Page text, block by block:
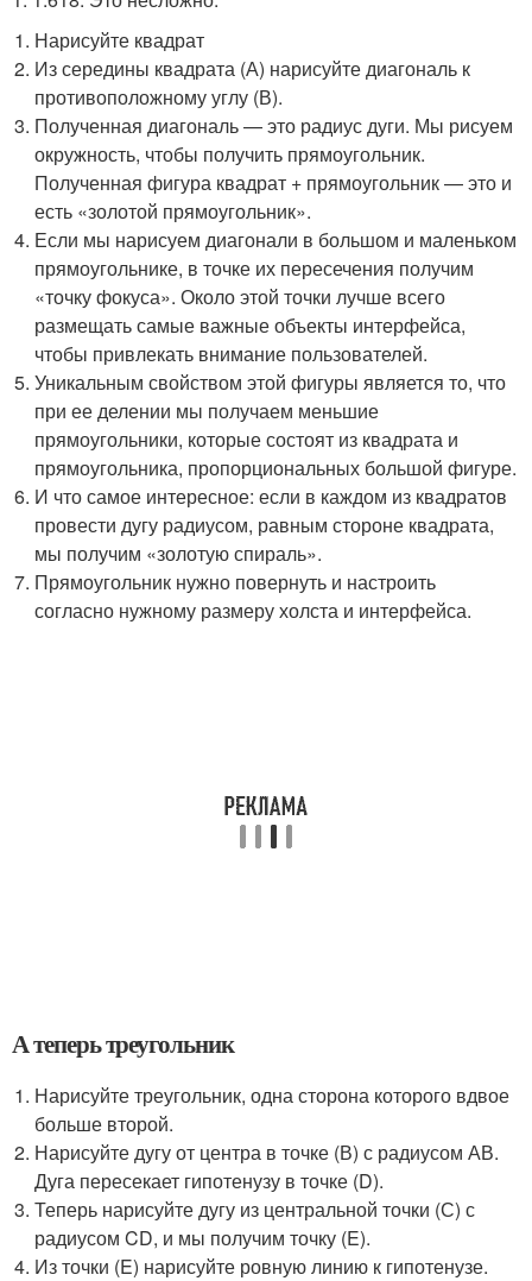
Нарисуйте квадрат
Из середины квадрата (А) нарисуйте диагональ к
противоположному углу (В).
Полученная диагональ — это радиус дуги. Мы рисуем
окружность, чтобы получить прямоугольник.
Полученная фигура квадрат + прямоугольник — это и
есть «золотой прямоугольник».
Если мы нарисуем диагонали в большом и маленьком
прямоугольнике, в точке их пересечения получим
«точку фокуса». Около этой точки лучше всего
размещать самые важные объекты интерфейса,
чтобы привлекать внимание пользователей.
Уникальным свойством этой фигуры является то, что
при ее делении мы получаем меньшие
прямоугольники, которые состоят из квадрата и
прямоугольника, пропорциональных большой фигуре.
И что самое интересное: если в каждом из квадратов
провести дугу радиусом, равным стороне квадрата,
мы получим «золотую спираль».
Прямоугольник нужно повернуть и настроить
согласно нужному размеру холста и интерфейса.
А теперь треугольник
Нарисуйте треугольник, одна сторона которого вдвое
больше второй.
Нарисуйте дугу от центра в точке (В) с радиусом АВ.
Дуга пересекает гипотенузу в точке (D).
Теперь нарисуйте дугу из центральной точки (С) с
радиусом CD, и мы получим точку (E).
Из точки (E) нарисуйте ровную линию к гипотенузе.